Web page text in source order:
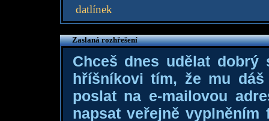
datlínek
Zaslaná rozhřešení
Chceš dnes udělat dobrý
hříšníkovi tím, že mu
poslat na e-mailovou
napsat veřejně